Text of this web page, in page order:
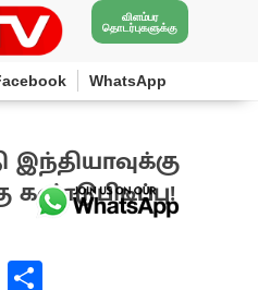
விளம்பர
தொடர்புகளுக்கு
WhatsApp
C